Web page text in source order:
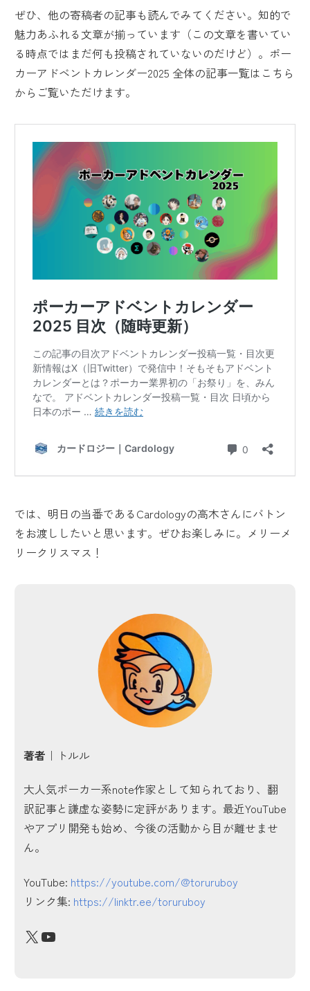
ぜひ、他の寄稿者の記事も読んでみてください。知的で
魅力あふれる文章が揃っています（この文章を書いてい
る時点ではまだ何も投稿されていないのだけど）。ポー
カーアドベントカレンダー2025 全体の記事一覧はこちら
からご覧いただけます。
では、明日の当番であるCardologyの高木さんにバトン
をお渡ししたいと思います。ぜひお楽しみに。メリーメ
リークリスマス！
著者｜ トルル
大人気ポーカー系note作家として知られており、翻
訳記事と謙虚な姿勢に定評があります。最近YouTube
やアプリ開発も始め、今後の活動から目が離せませ
ん。
YouTube: https://youtube.com/@toruruboy
リンク集: https://linktr.ee/toruruboy
X YouTube